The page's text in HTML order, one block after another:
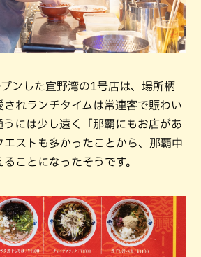
ンした宜野湾の1号店は、場所柄
れランチタイムは常連客で賑わい
うには少し遠く「那覇にもお店があ
エストも多かったことから、那覇中
ことになったそうです。